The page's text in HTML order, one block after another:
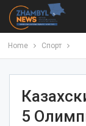
Home Спорт
5